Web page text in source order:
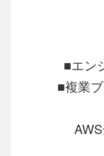
■エン
■複業